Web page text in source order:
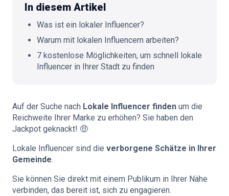
In diesem Artikel
Was ist ein lokaler Influencer?
Warum mit lokalen Influencern arbeiten?
7 kostenlose Möglichkeiten, um schnell lokale
Influencer in Ihrer Stadt zu finden
Auf der Suche nach Lokale Influencer finden um die
Reichweite Ihrer Marke zu erhöhen? Sie haben den
Jackpot geknackt! 🤑
Lokale Influencer sind die verborgene Schätze in Ihrer
Gemeinde.
Sie können Sie direkt mit einem Publikum in Ihrer Nähe
verbinden, das bereit ist, sich zu engagieren.